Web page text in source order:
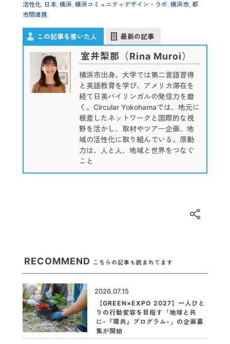
活性化, 日本, 横浜, 横浜コミュニティデザイン・ラボ, 横浜市, 都
市間連携
この記事を書いた人 最新の記事
室井梨那（Rina Muroi）
横浜市出身。大学では第二言語習得
と英語教育を学び、アメリカ滞在を
経て日英バイリンガルの発信力を磨
く。Circular Yokohamaでは、地元に
根差したネットワークと国際的な視
野を活かし、取材やツアー企画、地
域の活性化に取り組んでいる。原動
力は、人と人、地域と世界をつなぐ
こと
RECOMMEND こちらの記事も読まれてます
2026.07.15
【GREEN×EXPO 2027】一人ひと
りの行動変容を目指す「地球と共
に-『環共』プログラム-」の企画募
集が開始